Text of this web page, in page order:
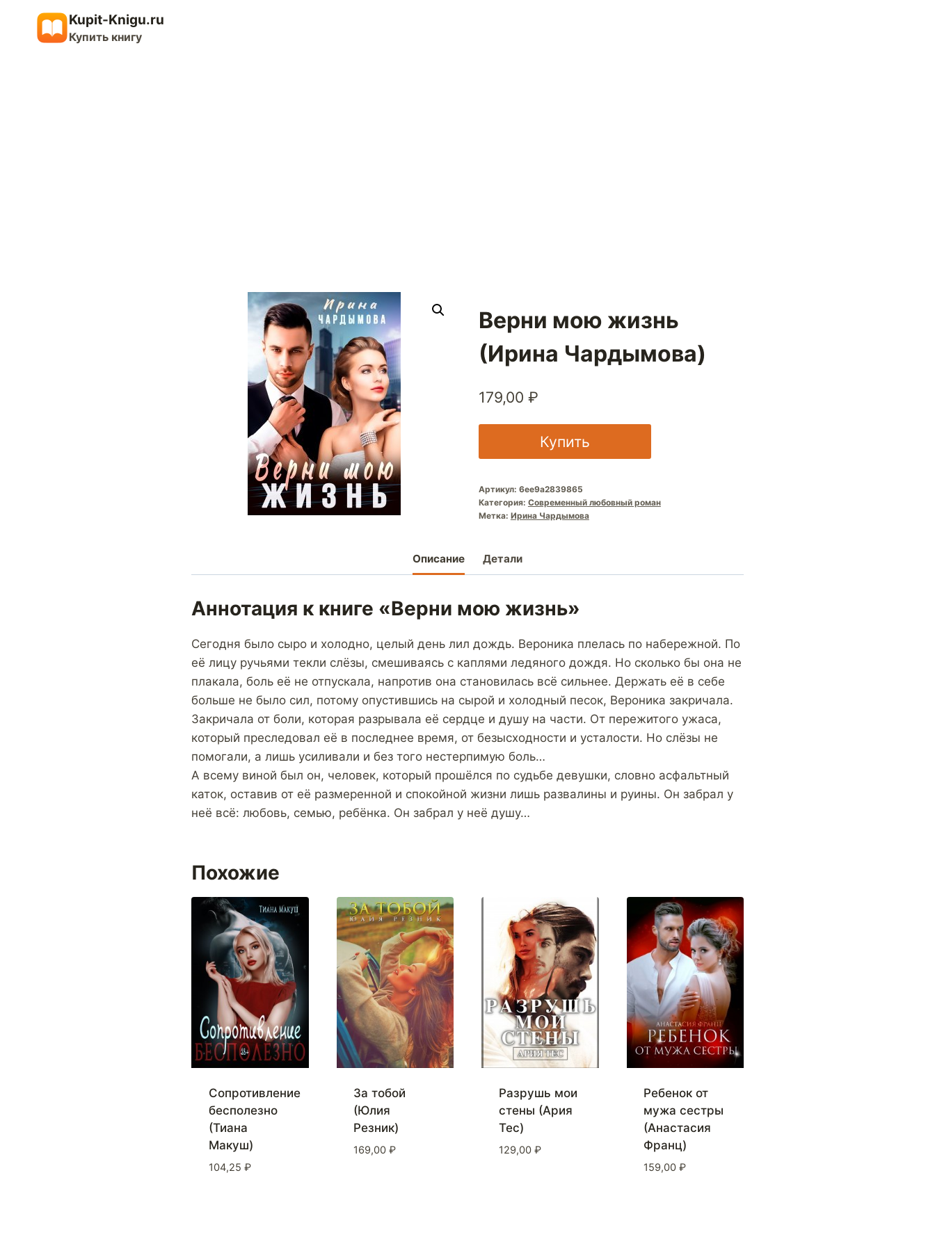
содержимому
Kupit-Knigu.ru
Купить книгу
Верни мою жизнь
(Ирина Чардымова)
179,00 ₽
Купить
Артикул: 6ee9a2839865
Категория: Современный любовный роман
Метка: Ирина Чардымова
Описание Детали
Аннотация к книге «Верни мою жизнь»
Сегодня было сыро и холодно, целый день лил дождь. Вероника плелась по набережной. По
её лицу ручьями текли слёзы, смешиваясь с каплями ледяного дождя. Но сколько бы она не
плакала, боль её не отпускала, напротив она становилась всё сильнее. Держать её в себе
больше не было сил, потому опустившись на сырой и холодный песок, Вероника закричала.
Закричала от боли, которая разрывала её сердце и душу на части. От пережитого ужаса,
который преследовал её в последнее время, от безысходности и усталости. Но слёзы не
помогали, а лишь усиливали и без того нестерпимую боль…
А всему виной был он, человек, который прошёлся по судьбе девушки, словно асфальтный
каток, оставив от её размеренной и спокойной жизни лишь развалины и руины. Он забрал у
неё всё: любовь, семью, ребёнка. Он забрал у неё душу…
Похожие
Сопротивление
бесполезно
(Тиана
Макуш)
104,25 ₽
За тобой
(Юлия
Резник)
169,00 ₽
Разрушь мои
стены (Ария
Тес)
129,00 ₽
Ребенок от
мужа сестры
(Анастасия
Франц)
159,00 ₽